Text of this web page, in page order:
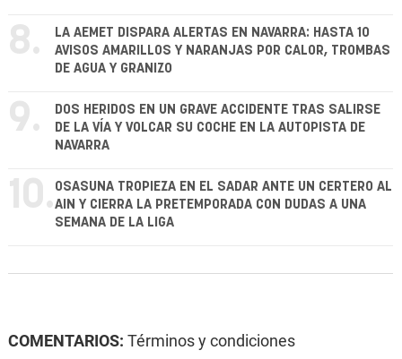
8.
LA AEMET DISPARA ALERTAS EN NAVARRA: HASTA 10
AVISOS AMARILLOS Y NARANJAS POR CALOR, TROMBAS
DE AGUA Y GRANIZO
9.
DOS HERIDOS EN UN GRAVE ACCIDENTE TRAS SALIRSE
DE LA VÍA Y VOLCAR SU COCHE EN LA AUTOPISTA DE
NAVARRA
10. OSASUNA TROPIEZA EN EL SADAR ANTE UN CERTERO AL
AIN Y CIERRA LA PRETEMPORADA CON DUDAS A UNA
SEMANA DE LA LIGA
COMENTARIOS: Términos y condiciones